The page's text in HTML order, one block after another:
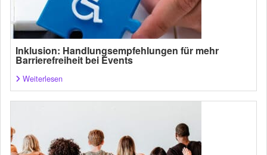
Inklusion: Handlungsempfehlungen für mehr
Barrierefreiheit bei Events
Weiterlesen